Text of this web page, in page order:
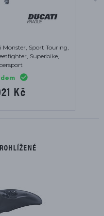
Sport Touring,
Superbike,